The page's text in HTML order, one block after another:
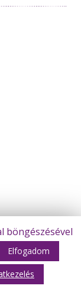
böngészésével
Elfogadom